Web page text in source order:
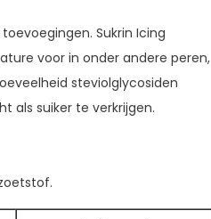
Sukrin Icing
voor in onder andere peren,
steviolglycosiden
als suiker te verkrijgen.